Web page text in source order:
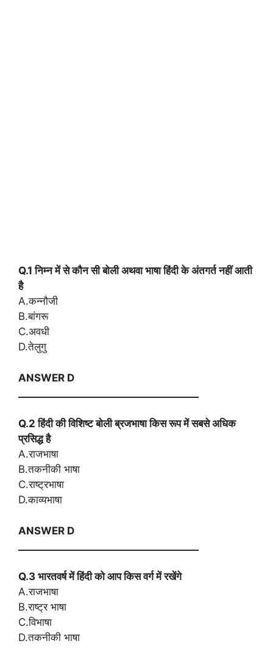
Q.1 निम्न में से कौन सी बोली अथवा भाषा हिंदी के अंतगर्त नहीं आती
है
A.कन्नौजी
B.बांगरू
C.अवधी
D.तेलुगु
ANSWER D
Q.2 हिंदी की विशिष्ट बोली ब्रजभाषा किस रूप में सबसे अधिक
प्रसिद्ध है
A.राजभाषा
B.तकनीकी भाषा
C.राष्ट्रभाषा
D.काव्यभाषा
ANSWER D
Q.3 भारतवर्ष में हिंदी को आप किस वर्ग में रखेंगे
A.राजभाषा
B.राष्ट्र भाषा
C.विभाषा
D.तकनीकी भाषा